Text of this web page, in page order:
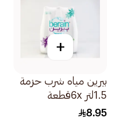
+
بيرين مياه شرب حزمة
1.5لتر 6xقطعة
8.95